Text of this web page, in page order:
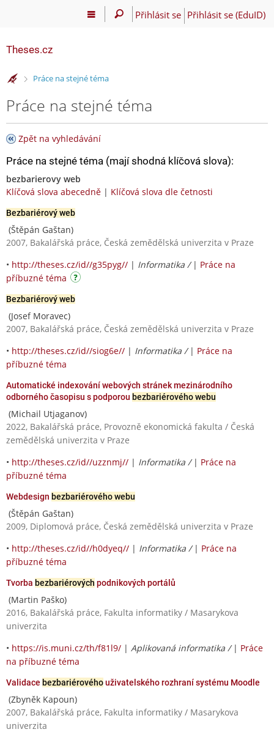
Přihlásit se Přihlásit se (EduID)
Theses.cz
>Práce na stejné téma
Práce na stejné téma
Zpět na vyhledávání
Práce na stejné téma (mají shodná klíčová slova):
bezbarierovy web
Klíčová slova abecedně | Klíčová slova dle četnosti
Bezbariérový web
(Štěpán Gaštan)
2007, Bakalářská práce, Česká zemědělská univerzita v Praze
• http://theses.cz/id//g35pyg// | Informatika / | Práce na
příbuzné téma
Bezbariérový web
(Josef Moravec)
2007, Bakalářská práce, Česká zemědělská univerzita v Praze
• http://theses.cz/id//siog6e// | Informatika / | Práce na
příbuzné téma
Automatické indexování webových stránek mezinárodního
odborného časopisu s podporou bezbariérového webu
(Michail Utjaganov)
2022, Bakalářská práce, Provozně ekonomická fakulta / Česká
zemědělská univerzita v Praze
• http://theses.cz/id//uzznmj// | Informatika / | Práce na
příbuzné téma
Webdesign bezbariérového webu
(Štěpán Gaštan)
2009, Diplomová práce, Česká zemědělská univerzita v Praze
• http://theses.cz/id//h0dyeq// | Informatika / | Práce na
příbuzné téma
Tvorba bezbariérových podnikových portálů
(Martin Paško)
2016, Bakalářská práce, Fakulta informatiky / Masarykova
univerzita
• https://is.muni.cz/th/f81l9/ | Aplikovaná informatika / | Práce
na příbuzné téma
Validace bezbariérovéhouživatelského rozhraní systému Moodle
(Zbyněk Kapoun)
2007, Bakalářská práce, Fakulta informatiky / Masarykova
univerzita